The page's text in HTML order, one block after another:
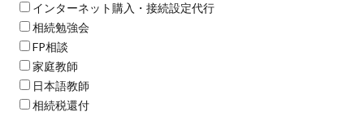
インターネット購入・接続設定代行
相続勉強会
FP相談
家庭教師
日本語教師
相続税還付